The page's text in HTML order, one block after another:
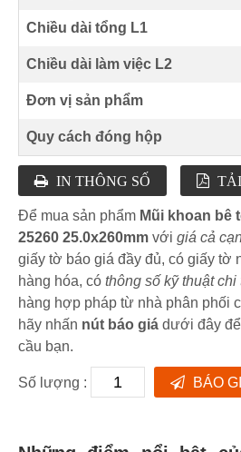
Chiều dài tổng L1
Chiều dài làm việc L2
Đơn vị sản phẩm
Quy cách đóng hộp
IN THÔNG SỐ
Để mua sản phẩm Mũi khoan bê
25260 25.0x260mm với giá cả
giấy tờ báo giá đầy đủ, có giấy tờ
hàng hóa, có thông số kỹ thuật chi
hàng hợp pháp từ nhà phân phối
hãy nhấn nút báo giá dưới đây
cầu bạn.
Số lượng : BÁO